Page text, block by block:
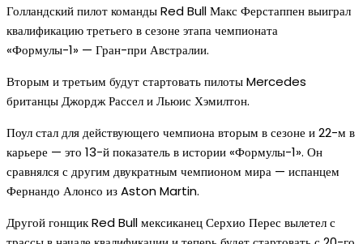
Голландский пилот команды Red Bull Макс Ферстаппен выиграл
квалификацию третьего в сезоне этапа чемпионата
«Формулы-1» — Гран-при Австралии.
Вторым и третьим будут стартовать пилоты Mercedes
британцы Джордж Рассел и Льюис Хэмилтон.
Поул стал для действующего чемпиона вторым в сезоне и 22-м в
карьере — это 13-й показатель в истории «Формулы-1». Он
сравнялся с другим двукратным чемпионом мира — испанцем
Фернандо Алонсо из Aston Martin.
Другой гонщик Red Bull мексиканец Серхио Перес вылетел с